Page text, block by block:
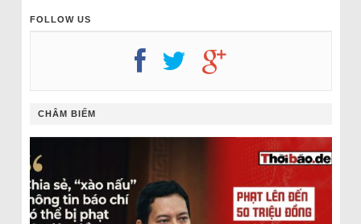
FOLLOW US
CHÂM BIẾM